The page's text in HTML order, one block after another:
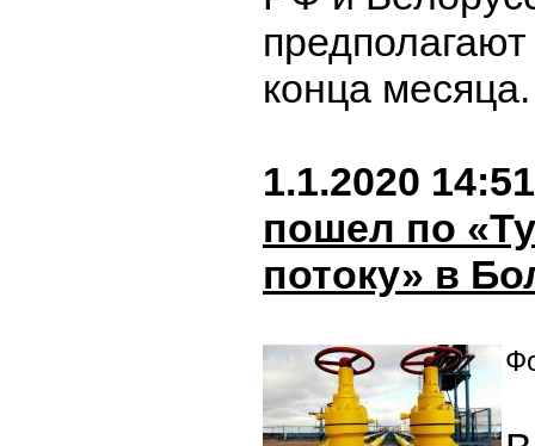
конца
1.1.2020 14:51
пошел по
потоку» в